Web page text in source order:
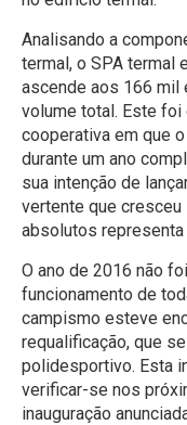
Analisando a
termal, o SPA termal
ascende aos 166 mil
volume total. Este foi
cooperativa em que
durante um ano
sua intenção de
vertente que cresceu
absolutos
O ano de 2016 não
funcionamento de
campismo esteve
requalificação, que
polidesportivo. Esta
verificar-se nos
inauguração